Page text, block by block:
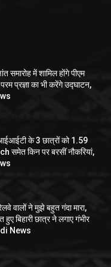
समारोह में शामिल होंगे पीएम
प्रज्ञा का भी करेंगे उद्घाटन,
के 3 छात्रों को 1.59
समेत किन पर बरसीं नौकरियां,
वालों ने मुझे बहुत गंदा मारा,
बिहारी छात्र ने लगाए गंभीर
News